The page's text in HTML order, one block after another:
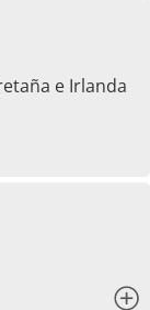
e Irlanda